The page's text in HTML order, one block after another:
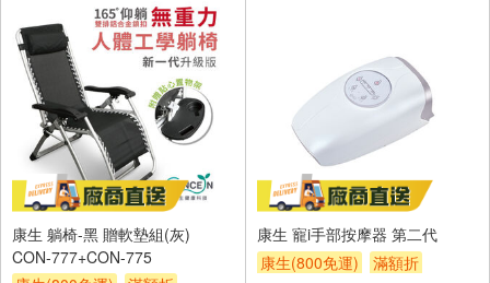
康生 躺椅-黑 贈軟墊組(灰)
CON-777+CON-775
康生 寵i手部按摩器 第二代
康生(800免運)
滿額折